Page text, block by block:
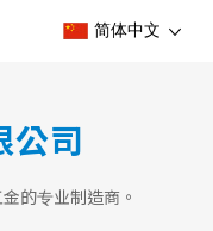
简体中文
公司
的专业制造商。